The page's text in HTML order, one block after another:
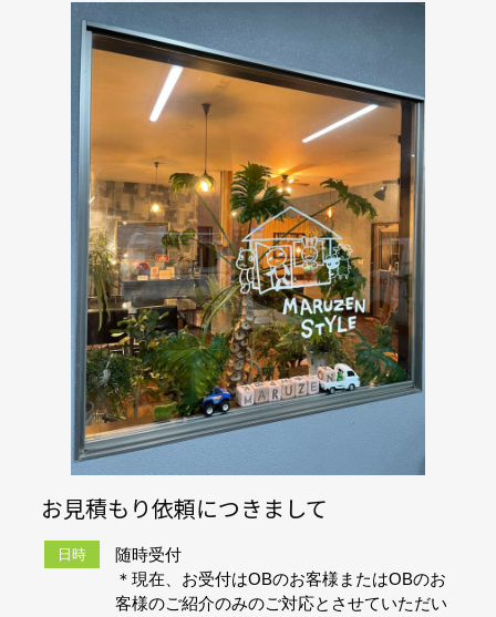
お見積もり依頼につきまして
日時
随時受付
＊現在、お受付はOBのお客様またはOBのお
客様のご紹介のみのご対応とさせていただい